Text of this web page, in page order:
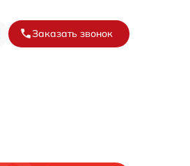
Заказать звонок